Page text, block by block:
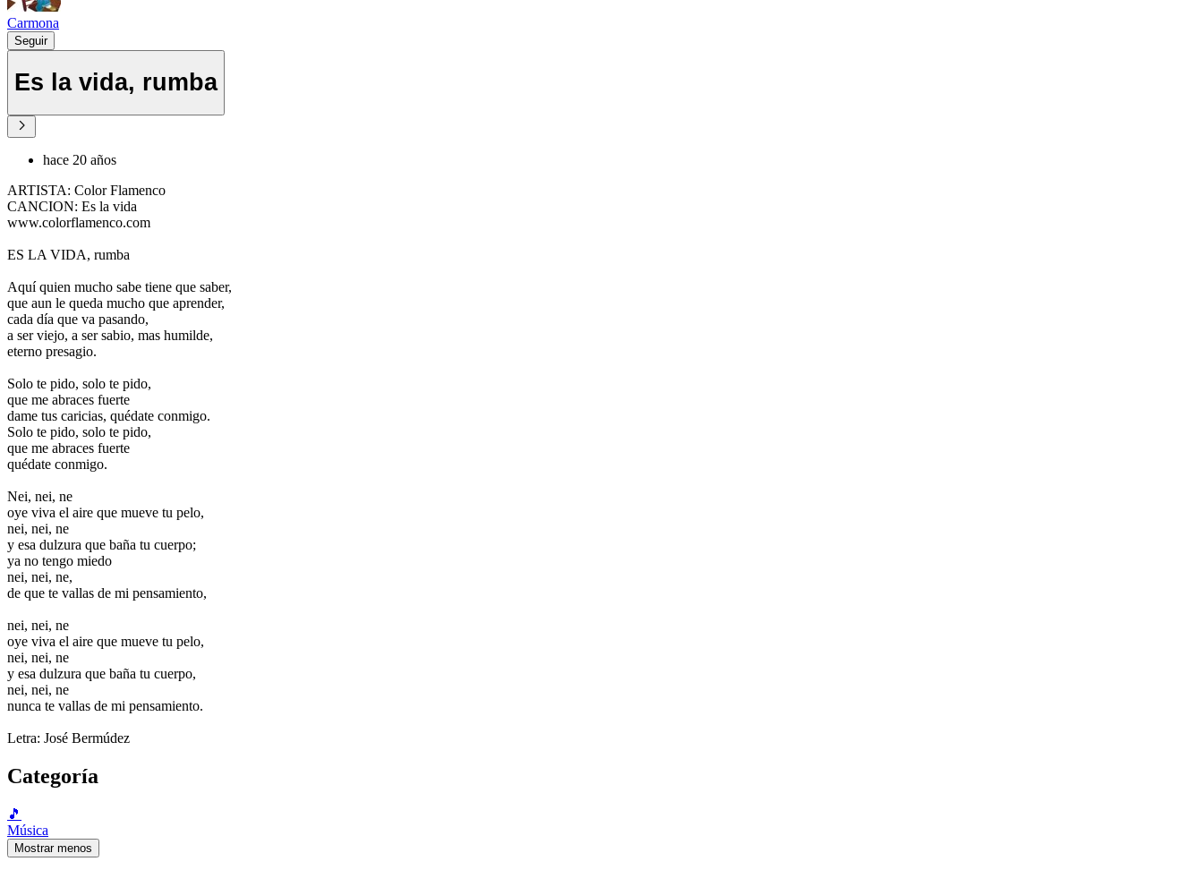
Carmona
Seguir
Es la vida, rumba
hace 20 años
ARTISTA: Color Flamenco
CANCION: Es la vida
www.colorflamenco.com
ES LA VIDA, rumba
Aquí quien mucho sabe tiene que saber,
que aun le queda mucho que aprender,
cada día que va pasando,
a ser viejo, a ser sabio, mas humilde,
eterno presagio.
Solo te pido, solo te pido,
que me abraces fuerte
dame tus caricias, quédate conmigo.
Solo te pido, solo te pido,
que me abraces fuerte
quédate conmigo.
Nei, nei, ne
oye viva el aire que mueve tu pelo,
nei, nei, ne
y esa dulzura que baña tu cuerpo;
ya no tengo miedo
nei, nei, ne,
de que te vallas de mi pensamiento,
nei, nei, ne
oye viva el aire que mueve tu pelo,
nei, nei, ne
y esa dulzura que baña tu cuerpo,
nei, nei, ne
nunca te vallas de mi pensamiento.
Letra: José Bermúdez
Categoría
🎵
Música
Mostrar menos